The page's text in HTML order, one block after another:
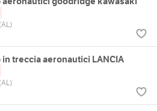
in treccia aeronautici LANCIA